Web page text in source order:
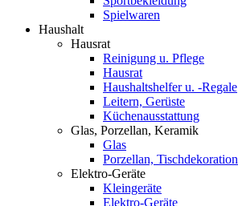
Spielwaren
Haushalt
Hausrat
Reinigung u. Pflege
Hausrat
Haushaltshelfer u. -Regale
Leitern, Gerüste
Küchenausstattung
Glas, Porzellan, Keramik
Glas
Porzellan, Tischdekoration
Elektro-Geräte
Kleingeräte
Elektro-Geräte